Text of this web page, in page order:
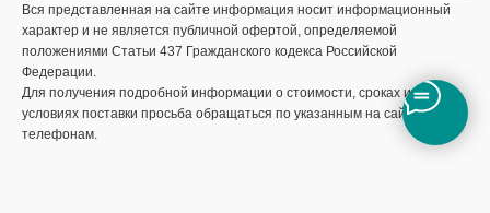
Вся представленная на сайте информация носит информационный
характер и не является публичной офертой, определяемой
положениями Статьи 437 Гражданского кодекса Российской
Федерации.
Для получения подробной информации о стоимости, сроках и
условиях поставки просьба обращаться по указанным на сайте
телефонам.